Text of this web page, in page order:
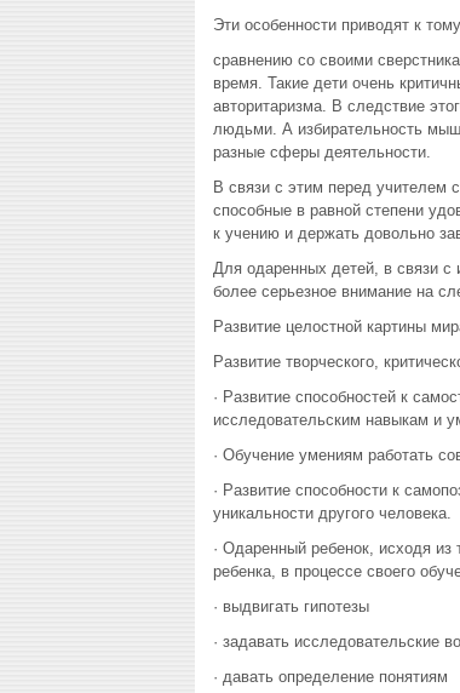
Эти особенности приводят к
сравнению со своими
время. Такие дети очень
авторитаризма. В следствие
людьми. А избирательность
разные сферы деятельности.
В связи с этим перед учителем
способные в равной степени
к учению и держать довольно
Для одаренных детей, в связи с
более серьезное внимание на
Развитие целостной картины
Развитие творческого,
· Развитие способностей к
исследовательским навыкам и
· Обучение умениям работать
· Развитие способности к
уникальности другого человека.
· Одаренный ребенок, исходя из
ребенка, в процессе своего
· выдвигать гипотезы
· задавать исследовательские
· давать определение понятиям